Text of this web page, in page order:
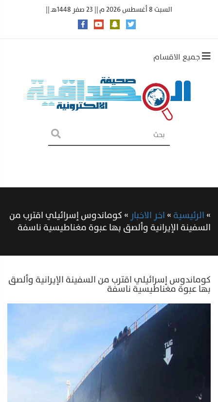
السبت 8 أغسطس 2026 م || 23 صفر 1448هـ ||
جميع الاقسام
»الرئيسية»اخر الاخبار »كوماندوس إسرائيلي اقترب من
السفينة الإيرانية وألصق بها عبوة مغناطيسية ناسفة
كوماندوس إسرائيلي اقترب من السفينة الإيرانية وألصق
بها عبوة مغناطيسية ناسفة